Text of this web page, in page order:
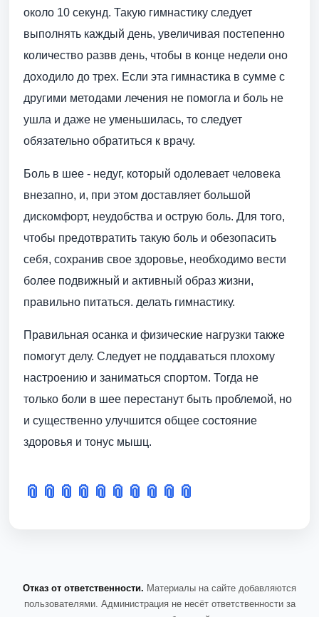
около 10 секунд. Такую гимнастику следует
выполнять каждый день, увеличивая постепенно
количество развв день, чтобы в конце недели оно
доходило до трех. Если эта гимнастика в сумме с
другими методами лечения не помогла и боль не
ушла и даже не уменьшилась, то следует
обязательно обратиться к врачу.
Боль в шее - недуг, который одолевает человека
внезапно, и, при этом доставляет большой
дискомфорт, неудобства и острую боль. Для того,
чтобы предотвратить такую боль и обезопасить
себя, сохранив свое здоровье, необходимо вести
более подвижный и активный образ жизни,
правильно питаться. делать гимнастику.
Правильная осанка и физические нагрузки также
помогут делу. Следует не поддаваться плохому
настроению и заниматься спортом. Тогда не
только боли в шее перестанут быть проблемой, но
и существенно улучшится общее состояние
здоровья и тонус мышц.
📎 📎 📎 📎 📎 📎 📎 📎 📎 📎
Отказ от ответственности. Материалы на сайте добавляются
пользователями. Администрация не несёт ответственности за